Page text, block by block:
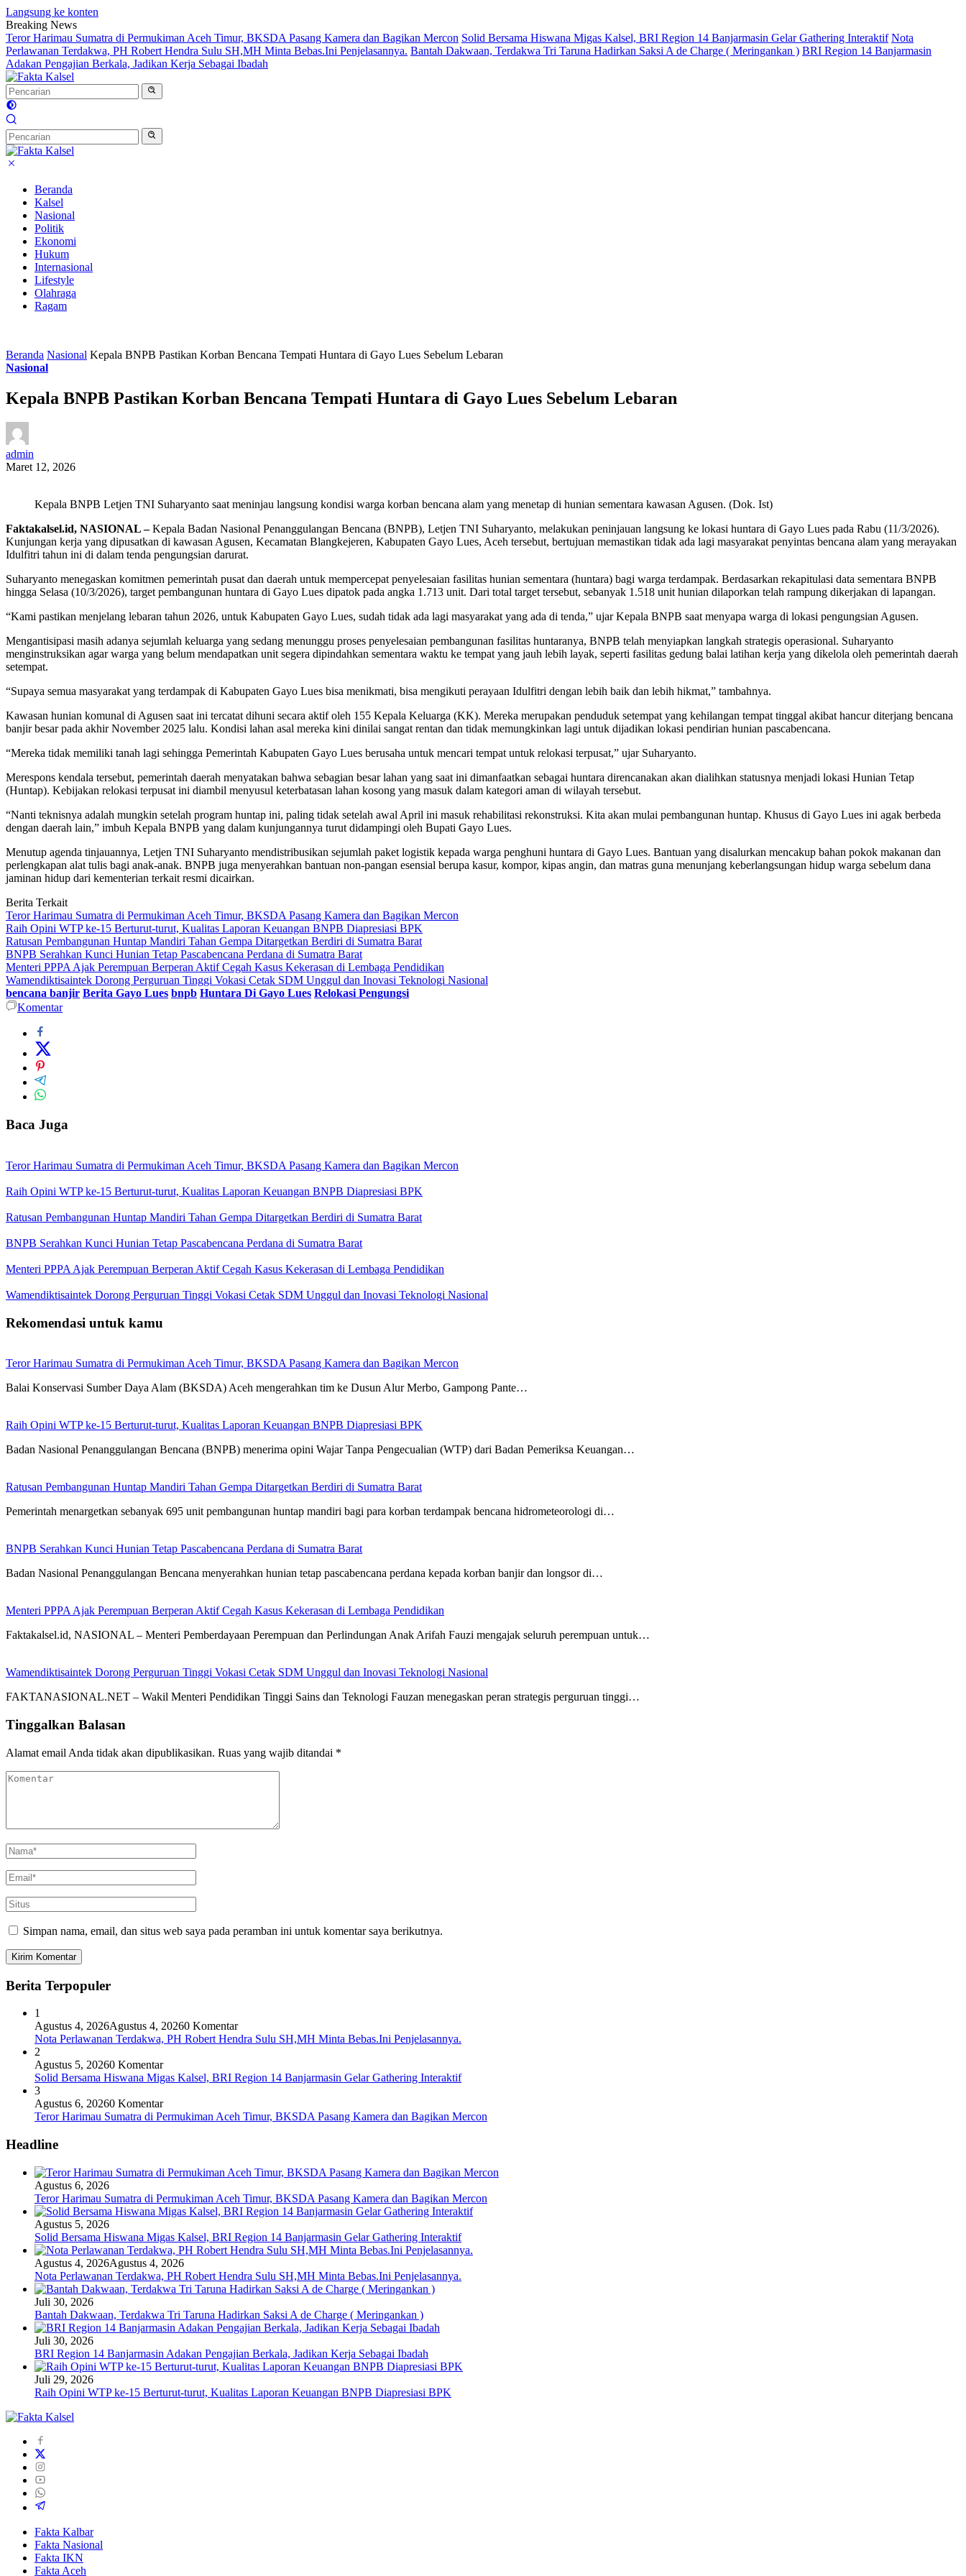
Langsung ke konten
Breaking News
Teror Harimau Sumatra di Permukiman Aceh Timur, BKSDA Pasang Kamera dan Bagikan Mercon Solid Bersama Hiswana Migas Kalsel, BRI Region 14 Banjarmasin Gelar Gathering Interaktif Nota
Perlawanan Terdakwa, PH Robert Hendra Sulu SH,MH Minta Bebas.Ini Penjelasannya. Bantah Dakwaan, Terdakwa Tri Taruna Hadirkan Saksi A de Charge ( Meringankan ) BRI Region 14 Banjarmasin
Adakan Pengajian Berkala, Jadikan Kerja Sebagai Ibadah
Beranda
Kalsel
Nasional
Politik
Ekonomi
Hukum
Internasional
Lifestyle
Olahraga
Ragam
Beranda Nasional Kepala BNPB Pastikan Korban Bencana Tempati Huntara di Gayo Lues Sebelum Lebaran
Nasional
Kepala BNPB Pastikan Korban Bencana Tempati Huntara di Gayo Lues Sebelum Lebaran
admin
Maret 12, 2026
Kepala BNPB Letjen TNI Suharyanto saat meninjau langsung kondisi warga korban bencana alam yang menetap di hunian sementara kawasan Agusen. (Dok. Ist)
Faktakalsel.id, NASIONAL –Kepala Badan Nasional Penanggulangan Bencana (BNPB), Letjen TNI Suharyanto, melakukan peninjauan langsung ke lokasi huntara di Gayo Lues pada Rabu (11/3/2026).
Kunjungan kerja yang dipusatkan di kawasan Agusen, Kecamatan Blangkejeren, Kabupaten Gayo Lues, Aceh tersebut, bertujuan memastikan tidak ada lagi masyarakat penyintas bencana alam yang merayakan
Idulfitri tahun ini di dalam tenda pengungsian darurat.
Suharyanto menegaskan komitmen pemerintah pusat dan daerah untuk mempercepat penyelesaian fasilitas hunian sementara (huntara) bagi warga terdampak. Berdasarkan rekapitulasi data sementara BNPB
hingga Selasa (10/3/2026), target pembangunan huntara di Gayo Lues dipatok pada angka 1.713 unit. Dari total target tersebut, sebanyak 1.518 unit hunian dilaporkan telah rampung dikerjakan di lapangan.
“Kami pastikan menjelang lebaran tahun 2026, untuk Kabupaten Gayo Lues, sudah tidak ada lagi masyarakat yang ada di tenda,” ujar Kepala BNPB saat menyapa warga di lokasi pengungsian Agusen.
Mengantisipasi masih adanya sejumlah keluarga yang sedang menunggu proses penyelesaian pembangunan fasilitas huntaranya, BNPB telah menyiapkan langkah strategis operasional. Suharyanto
menginstruksikan agar warga yang belum mendapatkan unit segera dipindahkan sementara waktu ke tempat yang jauh lebih layak, seperti fasilitas gedung balai latihan kerja yang dikelola oleh pemerintah daerah
setempat.
“Supaya semua masyarakat yang terdampak di Kabupaten Gayo Lues bisa menikmati, bisa mengikuti perayaan Idulfitri dengan lebih baik dan lebih hikmat,” tambahnya.
Kawasan hunian komunal di Agusen saat ini tercatat dihuni secara aktif oleh 155 Kepala Keluarga (KK). Mereka merupakan penduduk setempat yang kehilangan tempat tinggal akibat hancur diterjang bencana
banjir besar pada akhir November 2025 lalu. Kondisi lahan asal mereka kini dinilai sangat rentan dan tidak memungkinkan lagi untuk dijadikan lokasi pendirian hunian pascabencana.
“Mereka tidak memiliki tanah lagi sehingga Pemerintah Kabupaten Gayo Lues berusaha untuk mencari tempat untuk relokasi terpusat,” ujar Suharyanto.
Merespons kendala tersebut, pemerintah daerah menyatakan bahwa sebagian besar lahan yang saat ini dimanfaatkan sebagai huntara direncanakan akan dialihkan statusnya menjadi lokasi Hunian Tetap
(Huntap). Kebijakan relokasi terpusat ini diambil menyusul keterbatasan lahan kosong yang masuk dalam kategori aman di wilayah tersebut.
“Nanti teknisnya adalah mungkin setelah program huntap ini, paling tidak setelah awal April ini masuk rehabilitasi rekonstruksi. Kita akan mulai pembangunan huntap. Khusus di Gayo Lues ini agak berbeda
dengan daerah lain,” imbuh Kepala BNPB yang dalam kunjungannya turut didampingi oleh Bupati Gayo Lues.
Menutup agenda tinjauannya, Letjen TNI Suharyanto mendistribusikan sejumlah paket logistik kepada warga penghuni huntara di Gayo Lues. Bantuan yang disalurkan mencakup bahan pokok makanan dan
perlengkapan alat tulis bagi anak-anak. BNPB juga menyerahkan bantuan non-pangan esensial berupa kasur, kompor, kipas angin, dan matras guna menunjang keberlangsungan hidup warga sebelum dana
jaminan hidup dari kementerian terkait resmi dicairkan.
Berita Terkait
Teror Harimau Sumatra di Permukiman Aceh Timur, BKSDA Pasang Kamera dan Bagikan Mercon
Raih Opini WTP ke-15 Berturut-turut, Kualitas Laporan Keuangan BNPB Diapresiasi BPK
Ratusan Pembangunan Huntap Mandiri Tahan Gempa Ditargetkan Berdiri di Sumatra Barat
BNPB Serahkan Kunci Hunian Tetap Pascabencana Perdana di Sumatra Barat
Menteri PPPA Ajak Perempuan Berperan Aktif Cegah Kasus Kekerasan di Lembaga Pendidikan
Wamendiktisaintek Dorong Perguruan Tinggi Vokasi Cetak SDM Unggul dan Inovasi Teknologi Nasional
bencana banjir Berita Gayo Lues bnpb Huntara Di Gayo Lues Relokasi Pengungsi
Komentar
Baca Juga
Teror Harimau Sumatra di Permukiman Aceh Timur, BKSDA Pasang Kamera dan Bagikan Mercon
Raih Opini WTP ke-15 Berturut-turut, Kualitas Laporan Keuangan BNPB Diapresiasi BPK
Ratusan Pembangunan Huntap Mandiri Tahan Gempa Ditargetkan Berdiri di Sumatra Barat
BNPB Serahkan Kunci Hunian Tetap Pascabencana Perdana di Sumatra Barat
Menteri PPPA Ajak Perempuan Berperan Aktif Cegah Kasus Kekerasan di Lembaga Pendidikan
Wamendiktisaintek Dorong Perguruan Tinggi Vokasi Cetak SDM Unggul dan Inovasi Teknologi Nasional
Rekomendasi untuk kamu
Teror Harimau Sumatra di Permukiman Aceh Timur, BKSDA Pasang Kamera dan Bagikan Mercon
Balai Konservasi Sumber Daya Alam (BKSDA) Aceh mengerahkan tim ke Dusun Alur Merbo, Gampong Pante…
Raih Opini WTP ke-15 Berturut-turut, Kualitas Laporan Keuangan BNPB Diapresiasi BPK
Badan Nasional Penanggulangan Bencana (BNPB) menerima opini Wajar Tanpa Pengecualian (WTP) dari Badan Pemeriksa Keuangan…
Ratusan Pembangunan Huntap Mandiri Tahan Gempa Ditargetkan Berdiri di Sumatra Barat
Pemerintah menargetkan sebanyak 695 unit pembangunan huntap mandiri bagi para korban terdampak bencana hidrometeorologi di…
BNPB Serahkan Kunci Hunian Tetap Pascabencana Perdana di Sumatra Barat
Badan Nasional Penanggulangan Bencana menyerahkan hunian tetap pascabencana perdana kepada korban banjir dan longsor di…
Menteri PPPA Ajak Perempuan Berperan Aktif Cegah Kasus Kekerasan di Lembaga Pendidikan
Faktakalsel.id, NASIONAL – Menteri Pemberdayaan Perempuan dan Perlindungan Anak Arifah Fauzi mengajak seluruh perempuan untuk…
Wamendiktisaintek Dorong Perguruan Tinggi Vokasi Cetak SDM Unggul dan Inovasi Teknologi Nasional
FAKTANASIONAL.NET – Wakil Menteri Pendidikan Tinggi Sains dan Teknologi Fauzan menegaskan peran strategis perguruan tinggi…
Tinggalkan Balasan
Alamat email Anda tidak akan dipublikasikan. Ruas yang wajib ditandai *
Simpan nama, email, dan situs web saya pada peramban ini untuk komentar saya berikutnya.
Berita Terpopuler
1
Agustus 4, 2026Agustus 4, 20260 Komentar
Nota Perlawanan Terdakwa, PH Robert Hendra Sulu SH,MH Minta Bebas.Ini Penjelasannya.
2
Agustus 5, 20260 Komentar
Solid Bersama Hiswana Migas Kalsel, BRI Region 14 Banjarmasin Gelar Gathering Interaktif
3
Agustus 6, 20260 Komentar
Teror Harimau Sumatra di Permukiman Aceh Timur, BKSDA Pasang Kamera dan Bagikan Mercon
Headline
Agustus 6, 2026
Teror Harimau Sumatra di Permukiman Aceh Timur, BKSDA Pasang Kamera dan Bagikan Mercon
Agustus 5, 2026
Solid Bersama Hiswana Migas Kalsel, BRI Region 14 Banjarmasin Gelar Gathering Interaktif
Agustus 4, 2026Agustus 4, 2026
Nota Perlawanan Terdakwa, PH Robert Hendra Sulu SH,MH Minta Bebas.Ini Penjelasannya.
Juli 30, 2026
Bantah Dakwaan, Terdakwa Tri Taruna Hadirkan Saksi A de Charge ( Meringankan )
Juli 30, 2026
BRI Region 14 Banjarmasin Adakan Pengajian Berkala, Jadikan Kerja Sebagai Ibadah
Juli 29, 2026
Raih Opini WTP ke-15 Berturut-turut, Kualitas Laporan Keuangan BNPB Diapresiasi BPK
Fakta Kalbar
Fakta Nasional
Fakta IKN
Fakta Aceh